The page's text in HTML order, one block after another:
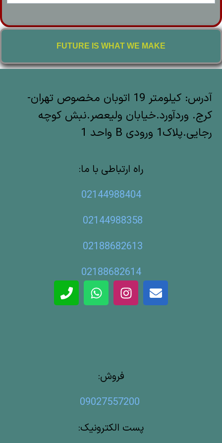
FUTURE IS WHAT WE MAKE
آدرس: کیلومتر 19 اتوبان مخصوص تهران-
کرج. وردآورد.خیابان ولیعصر.نبش کوچه
رجایی.پلاک1 ورودی B واحد 1
راه ارتباطی با ما:
02144988404
02144988358
02188682613
02188682614
فروش:
09027557200
پست الکترونیک: